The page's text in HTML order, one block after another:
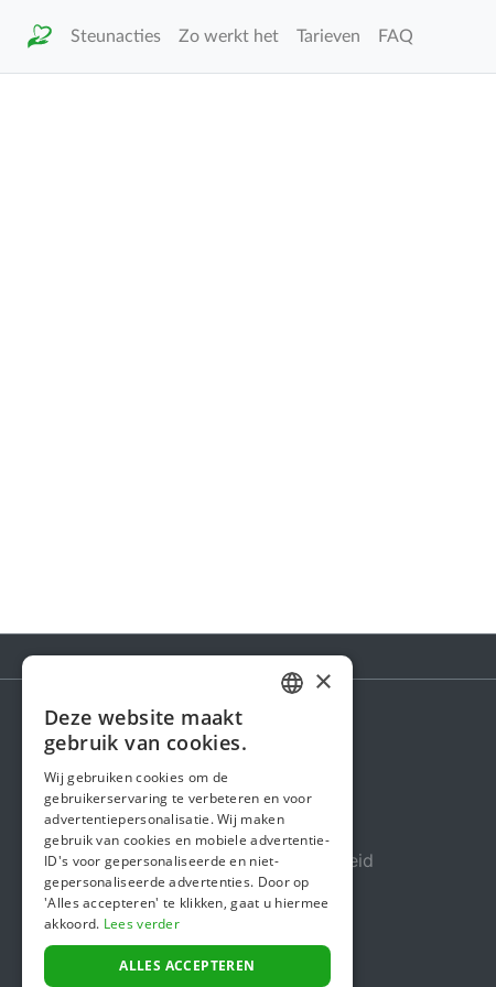
Steunacties Zo werkt het Tarieven FAQ
Steunactie
Over ons
In de media
Veiligheid & Betrouwbaarheid
Algemene voorwaarden
Privacybeleid
Cookiebeleid
ENGLISH
×
Deze website maakt
gebruik van cookies.
Wij gebruiken cookies om de
gebruikerservaring te verbeteren en voor
advertentiepersonalisatie. Wij maken
gebruik van cookies en mobiele advertentie-
ID's voor gepersonaliseerde en niet-
gepersonaliseerde advertenties. Door op
'Alles accepteren' te klikken, gaat u hiermee
akkoord. Lees verder
ALLES ACCEPTEREN